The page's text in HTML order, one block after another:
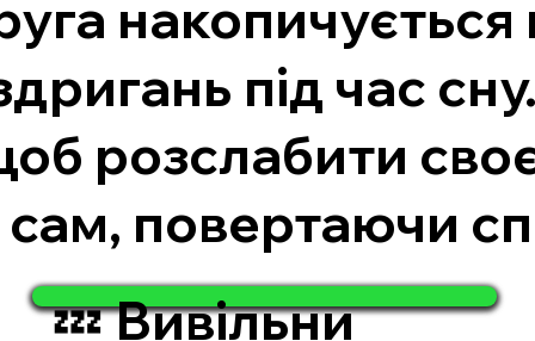
під час
розслабити
сам, повертаючи
💤 Вивільни